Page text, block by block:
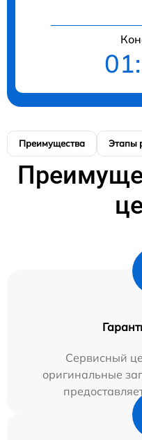
Преимущества Этапы
Сервисный
оригинальные